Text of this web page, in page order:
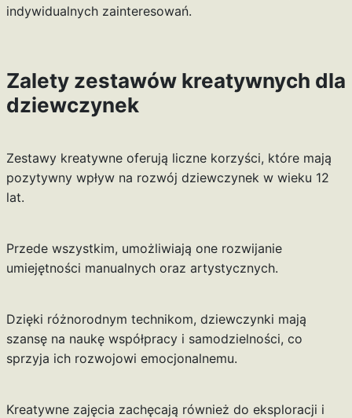
indywidualnych zainteresowań.
Zalety zestawów kreatywnych dla
dziewczynek
Zestawy kreatywne oferują liczne korzyści, które mają
pozytywny wpływ na rozwój dziewczynek w wieku 12
lat.
Przede wszystkim, umożliwiają one rozwijanie
umiejętności manualnych oraz artystycznych.
Dzięki różnorodnym technikom, dziewczynki mają
szansę na naukę współpracy i samodzielności, co
sprzyja ich rozwojowi emocjonalnemu.
Kreatywne zajęcia zachęcają również do eksploracji i